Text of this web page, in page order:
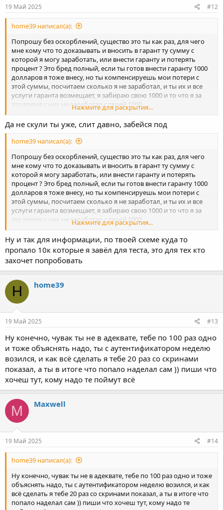
19 Май 2025 #12
home39 написал(а):
Попрошу без оскорблений, существо это ты как раз, для чего
мне кому что то доказывать и вносить в гарант ту сумму с
которой я могу заработать, или внести гаранту и потерять
процент ? Это бред полный, если ты готов внести гаранту 1000
долларов я тоже внесу, но ты компенсируешь мои потери с
этой суммы, посчитаем сколько я не заработал, и ты их и все
услуги гаранта возмещает, я забираю свою 1000 и то что я за
это время с них не заработал с твоей 1000.
Я никого не уговариваю и не заставляю работать, и доказывать
не собираюсь каждому, кто в теме тот работает молча, а такие
как ты с 10 долларов захотел миллион заработать и даже пару
долларов для теста жалко )) мальчик иди учи уроки а и не
Нажмите для раскрытия...
Да не скули ты уже, слит давно, забейся под
home39 написал(а):
Попрошу без оскорблений, существо это ты как раз, для чего
мне кому что то доказывать и вносить в гарант ту сумму с
которой я могу заработать, или внести гаранту и потерять
процент ? Это бред полный, если ты готов внести гаранту 1000
долларов я тоже внесу, но ты компенсируешь мои потери с
этой суммы, посчитаем сколько я не заработал, и ты их и все
услуги гаранта возмещает, я забираю свою 1000 и то что я за
это время с них не заработал с твоей 1000.
Я никого не уговариваю и не заставляю работать, и доказывать
не собираюсь каждому, кто в теме тот работает молча, а такие
как ты с 10 долларов захотел миллион заработать и даже пару
долларов для теста жалко )) мальчик иди учи уроки а и не
трать мамкины деньги что на обед даёт )
Нажмите для раскрытия...
Ну и так для информации, по твоей схеме куда то
пропало 10к которые я завёл для теста, это для тех кто
захочет попробовать
H home39
19 Май 2025 #13
Ну конечно, чувак ты не в адеквате, тебе по 100 раз одно
и тоже объяснять надо, ты с аутентификатором неделю
возился, и как всё сделать я тебе 20 раз со скринами
показал, а ты в итоге что попало наделал сам )) пиши что
хочеш тут, кому надо те поймут всё
M Maxwell
19 Май 2025 #14
home39 написал(а):
Ну конечно, чувак ты не в адеквате, тебе по 100 раз одно и тоже
объяснять надо, ты с аутентификатором неделю возился, и как
всё сделать я тебе 20 раз со скринами показал, а ты в итоге что
попало наделал сам )) пиши что хочеш тут, кому надо те